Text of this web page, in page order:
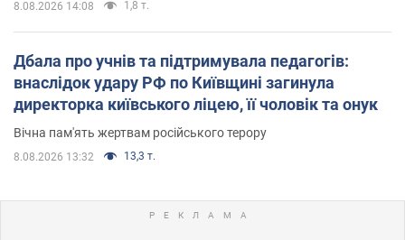
8.08.2026 14:08 1,8 т.
Дбала про учнів та підтримувала педагогів:
внаслідок удару РФ по Київщині загинула
директорка київського ліцею, її чоловік та онук
Вічна пам'ять жертвам російського терору
8.08.2026 13:32 13,3 т.